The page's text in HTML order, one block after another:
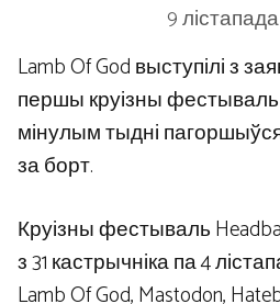
9
Lamb Of God выступілі з
першы круізны фестываль
мінулым тыдні
за борт.
Круізны фестываль
з 31 кастрычніка па 4
Lamb Of God, Mastodon,